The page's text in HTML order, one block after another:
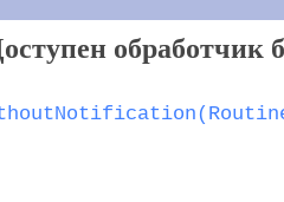
обработчик